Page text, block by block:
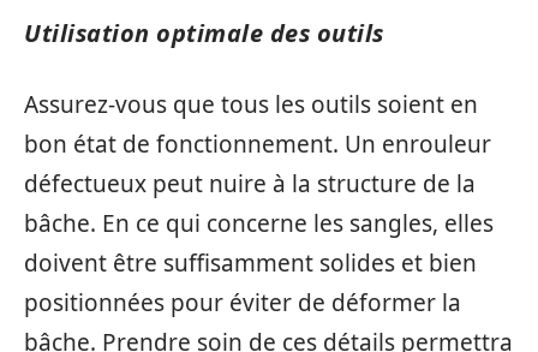
Utilisation optimale des outils
Assurez-vous que tous les outils soient en
bon état de fonctionnement. Un enrouleur
défectueux peut nuire à la structure de la
bâche. En ce qui concerne les sangles, elles
doivent être suffisamment solides et bien
positionnées pour éviter de déformer la
bâche. Prendre soin de ces détails permettra